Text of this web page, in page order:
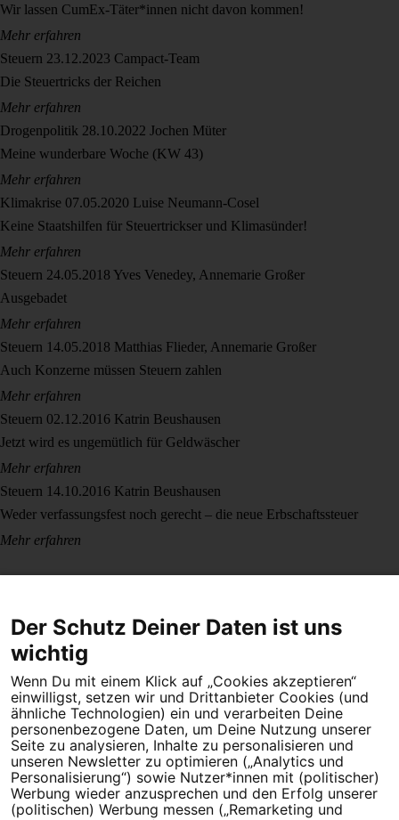
Wir lassen CumEx-Täter*innen nicht davon kommen!
Mehr erfahren
Steuern 23.12.2023 Campact-Team
Die Steuertricks der Reichen
Mehr erfahren
Drogenpolitik 28.10.2022 Jochen Müter
Meine wunderbare Woche (KW 43)
Mehr erfahren
Klimakrise 07.05.2020 Luise Neumann-Cosel
Keine Staatshilfen für Steuertrickser und Klimasünder!
Mehr erfahren
Steuern 24.05.2018 Yves Venedey, Annemarie Großer
Ausgebadet
Mehr erfahren
Steuern 14.05.2018 Matthias Flieder, Annemarie Großer
Auch Konzerne müssen Steuern zahlen
Mehr erfahren
Steuern 02.12.2016 Katrin Beushausen
Jetzt wird es ungemütlich für Geldwäscher
Mehr erfahren
Steuern 14.10.2016 Katrin Beushausen
Weder verfassungsfest noch gerecht – die neue Erbschaftssteuer
Mehr erfahren
Dein Engagement macht den Unterschied. Schließe Dich 4,5
Millionen Menschen an.
Newsletter bestellen
Der Schutz Deiner Daten ist uns
wichtig
Wenn Du mit einem Klick auf „Cookies akzeptieren“
einwilligst, setzen wir und Drittanbieter Cookies (und
ähnliche Technologien) ein und verarbeiten Deine
personenbezogene Daten, um Deine Nutzung unserer
Seite zu analysieren, Inhalte zu personalisieren und
unseren Newsletter zu optimieren („Analytics und
Personalisierung“) sowie Nutzer*innen mit (politischer)
Werbung wieder anzusprechen und den Erfolg unserer
(politischen) Werbung messen („Remarketing und